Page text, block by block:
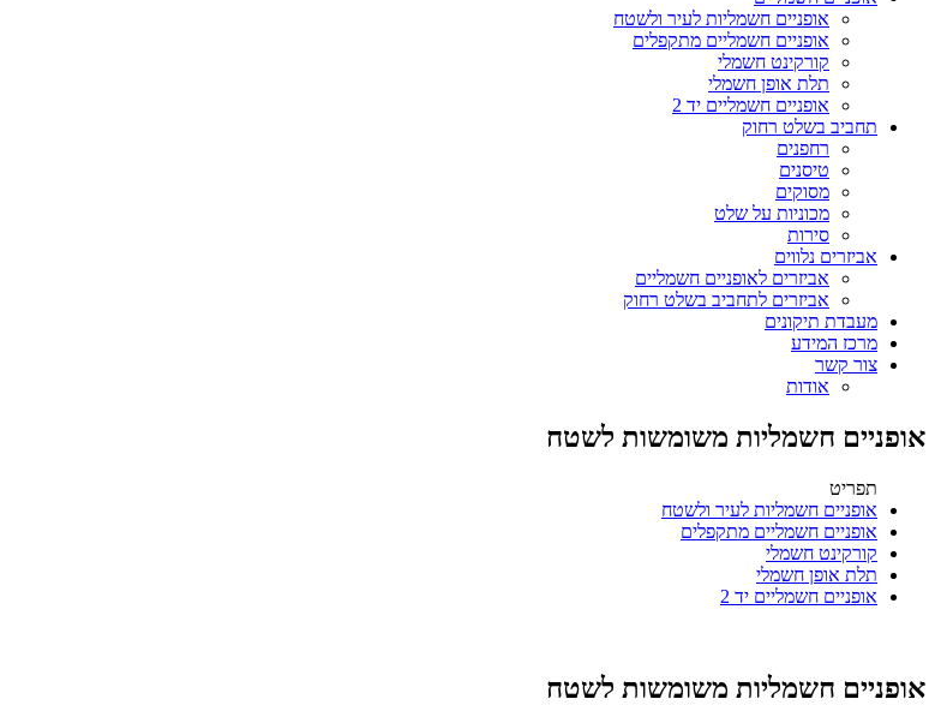
אופניים חשמליות לעיר ולשטח
אופניים חשמליים מתקפלים
קורקינט חשמלי
תלת אופן חשמלי
אופניים חשמליים יד 2
תחביב בשלט רחוק
רחפנים
טיסנים
מסוקים
מכוניות על שלט
סירות
אביזרים נלווים
אביזרים לאופניים חשמליים
אביזרים לתחביב בשלט רחוק
מעבדת תיקונים
מרכז המידע
צור קשר
אודות
אופניים חשמליות משומשות לשטח
תפריט
אופניים חשמליות לעיר ולשטח
אופניים חשמליים מתקפלים
קורקינט חשמלי
תלת אופן חשמלי
אופניים חשמליים יד 2
אופניים חשמליות משומשות לשטח